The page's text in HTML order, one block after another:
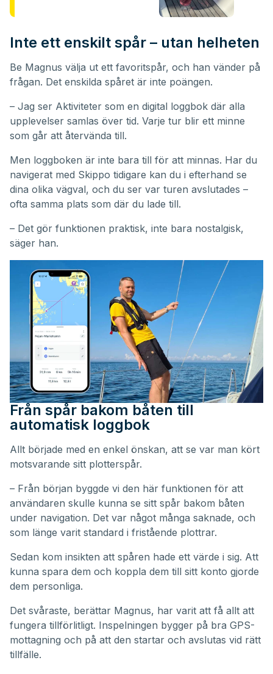
Inte ett enskilt spår – utan helheten
Be Magnus välja ut ett favoritspår, och han vänder på
frågan. Det enskilda spåret är inte poängen.
– Jag ser Aktiviteter som en digital loggbok där alla
upplevelser samlas över tid. Varje tur blir ett minne
som går att återvända till.
Men loggboken är inte bara till för att minnas. Har du
navigerat med Skippo tidigare kan du i efterhand se
dina olika vägval, och du ser var turen avslutades –
ofta samma plats som där du lade till.
– Det gör funktionen praktisk, inte bara nostalgisk,
säger han.
Från spår bakom båten till
automatisk loggbok
Allt började med en enkel önskan, att se var man kört
motsvarande sitt plotterspår.
– Från början byggde vi den här funktionen för att
användaren skulle kunna se sitt spår bakom båten
under navigation. Det var något många saknade, och
som länge varit standard i fristående plottrar.
Sedan kom insikten att spåren hade ett värde i sig. Att
kunna spara dem och koppla dem till sitt konto gjorde
dem personliga.
Det svåraste, berättar Magnus, har varit att få allt att
fungera tillförlitligt. Inspelningen bygger på bra GPS-
mottagning och på att den startar och avslutas vid rätt
tillfälle.